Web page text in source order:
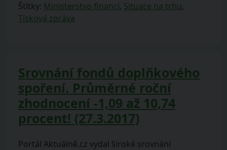
Štítky: Ministerstvo financí, Situace na trhu,
Tisková zpráva
Srovnání fondů doplňkového
spoření. Průměrné roční
zhodnocení -1,09 až 10,74
procent! (27.3.2017)
Portál Aktuálně.cz vydal široké srovnání